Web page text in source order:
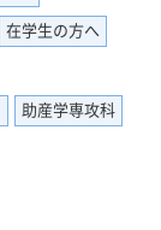
在学生の方へ
助産学専攻科